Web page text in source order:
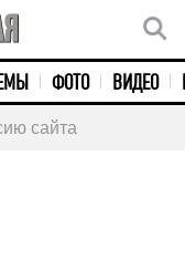
ТЕМЫ ФОТО ВИДЕО
сайта